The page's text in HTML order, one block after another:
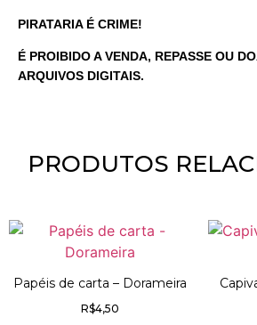
PIRATARIA É CRIME!
É PROIBIDO A VENDA, REPASSE OU
ARQUIVOS DIGITAIS.
PRODUTOS
Papéis de carta – Dorameira
R$4,50